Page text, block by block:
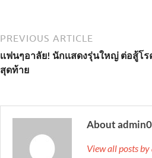
PREVIOUS ARTICLE
เเฟนๆอาลัย! นักเเสดงรุ่นใหญ่ ต่อสู้โ
สุดท้าย
About
View all posts